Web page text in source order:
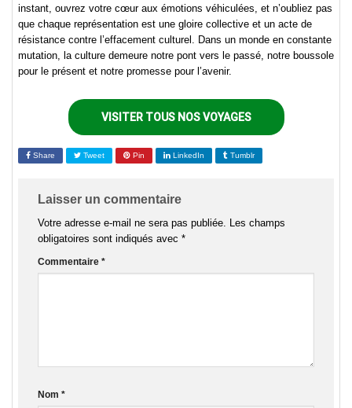
instant, ouvrez votre cœur aux émotions véhiculées, et n’oubliez pas
que chaque représentation est une gloire collective et un acte de
résistance contre l’effacement culturel. Dans un monde en constante
mutation, la culture demeure notre pont vers le passé, notre boussole
pour le présent et notre promesse pour l’avenir.
VISITER TOUS NOS VOYAGES
Share Tweet Pin LinkedIn Tumblr
Laisser un commentaire
Votre adresse e-mail ne sera pas publiée. Les champs
obligatoires sont indiqués avec *
Commentaire *
Nom *